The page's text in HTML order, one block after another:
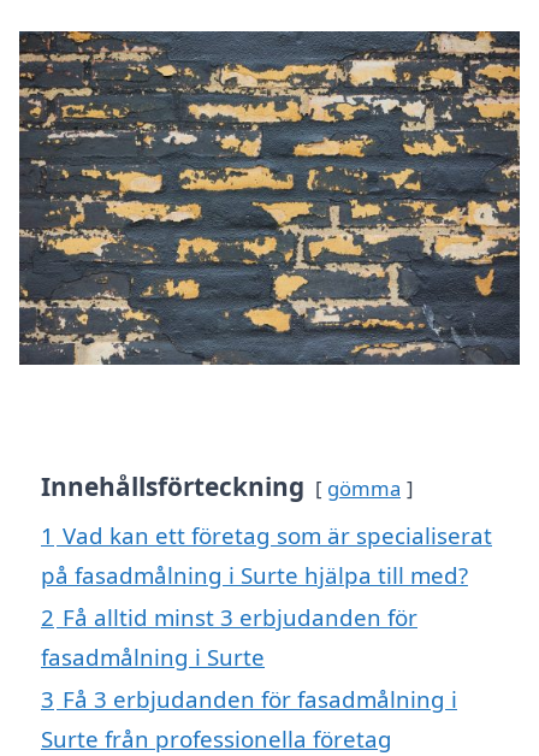
Innehållsförteckning gömma
1 Vad kan ett företag som är specialiserat
på fasadmålning i Surte hjälpa till med?
2 Få alltid minst 3 erbjudanden för
fasadmålning i Surte
3 Få 3 erbjudanden för fasadmålning i
Surte från professionella företag